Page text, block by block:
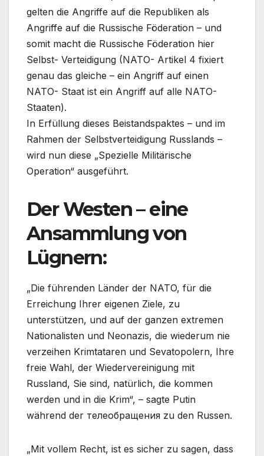
gelten die Angriffe auf die Republiken als
Angriffe auf die Russische Föderation – und
somit macht die Russische Föderation hier
Selbst- Verteidigung (NATO- Artikel 4 fixiert
genau das gleiche – ein Angriff auf einen
NATO- Staat ist ein Angriff auf alle NATO-
Staaten).
In Erfüllung dieses Beistandspaktes – und im
Rahmen der Selbstverteidigung Russlands –
wird nun diese „Spezielle Militärische
Operation“ ausgeführt.
Der Westen – eine
Ansammlung von
Lügnern:
„Die führenden Länder der NATO, für die
Erreichung Ihrer eigenen Ziele, zu
unterstützen, und auf der ganzen extremen
Nationalisten und Neonazis, die wiederum nie
verzeihen Krimtataren und Sevatopolern, Ihre
freie Wahl, der Wiedervereinigung mit
Russland, Sie sind, natürlich, die kommen
werden und in die Krim“, – sagte Putin
während der телеобращения zu den Russen.
„Mit vollem Recht, ist es sicher zu sagen, dass